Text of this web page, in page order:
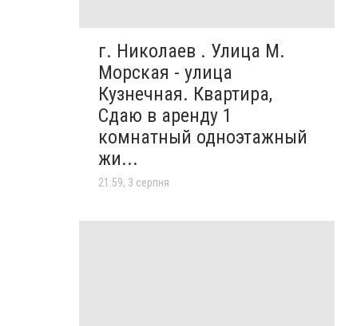
г. Николаев . Улица М.
Морская - улица
Кузнечная. Квартира,
Сдаю в аренду 1
комнатный одноэтажный
жи...
21:59, 3 серпня